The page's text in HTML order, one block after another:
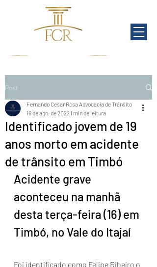
Post
Identificado jovem de 19
anos morto em acidente
de trânsito em Timbó
Fernando Cesar Rosa Advocacia de Trânsito
16 de ago. de 20221 min de leitura
Acidente grave
aconteceu na manhã
desta terça-feira (16) em
Timbó, no Vale do Itajaí
Foi identificado como Felipe Ribeiro o